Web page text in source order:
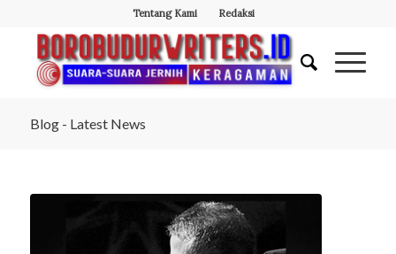
Tentang Kami Redaksi
Blog - Latest News